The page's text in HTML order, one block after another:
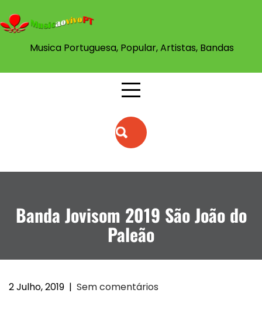
Musica Portuguesa, Popular, Artistas, Bandas
Banda Jovisom 2019 São João do
Paleão
2 Julho, 2019 | Sem comentários